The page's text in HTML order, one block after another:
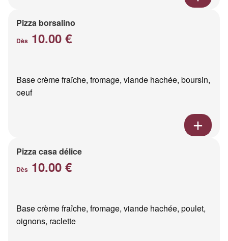
Pizza borsalino
Dès 10.00 €
Base crème fraîche, fromage, viande hachée, boursin,
oeuf
Pizza casa délice
Dès 10.00 €
Base crème fraîche, fromage, viande hachée, poulet,
oignons, raclette